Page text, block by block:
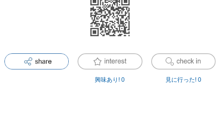
興味あり! 0 見に行った! 0